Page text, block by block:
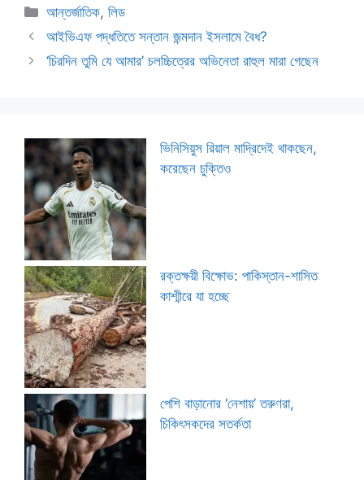
Categories
আন্তর্জাতিক,লিড
আইভিএফ পদ্ধতিতে সন্তান জন্মদান ইসলামে বৈধ?
‘চিরদিন তুমি যে আমার’ চলচ্চিত্রের অভিনেতা রাহুল মারা গেছেন
ভিনিসিয়ুস রিয়াল মাদ্রিদেই থাকছেন,
করেছেন চুক্তিও
রক্তক্ষয়ী বিক্ষোভ: পাকিস্তান-শাসিত
কাশ্মীরে যা হচ্ছে
পেশি বাড়ানোর ‘নেশায়’ তরুণরা,
চিকিৎসকদের সতর্কতা